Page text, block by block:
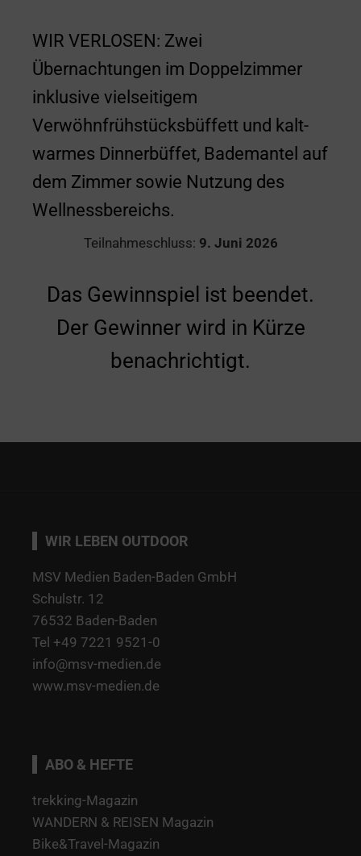
WIR VERLOSEN: Zwei
Übernachtungen im Doppelzimmer
inklusive vielseitigem
Verwöhnfrühstücksbüffett und kalt-
warmes Dinnerbüffet, Bademantel auf
dem Zimmer sowie Nutzung des
Wellnessbereichs.
Teilnahmeschluss: 9. Juni 2026
Das Gewinnspiel ist beendet.
Der Gewinner wird in Kürze
benachrichtigt.
WIR LEBEN OUTDOOR
MSV Medien Baden-Baden GmbH
Schulstr. 12
76532 Baden-Baden
Tel +49 7221 9521-0
info@msv-medien.de
www.msv-medien.de
ABO & HEFTE
trekking-Magazin
WANDERN & REISEN Magazin
Bike&Travel-Magazin